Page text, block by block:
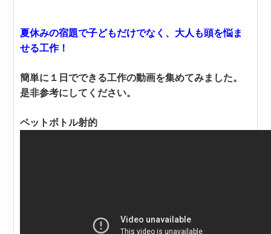
夏休みの宿題で子どもだけでなく、大人も頭を悩ま
せる工作！
簡単に１日でできる工作の動画を集めてみました。
是非参考にしてください。
ペットボトル射的